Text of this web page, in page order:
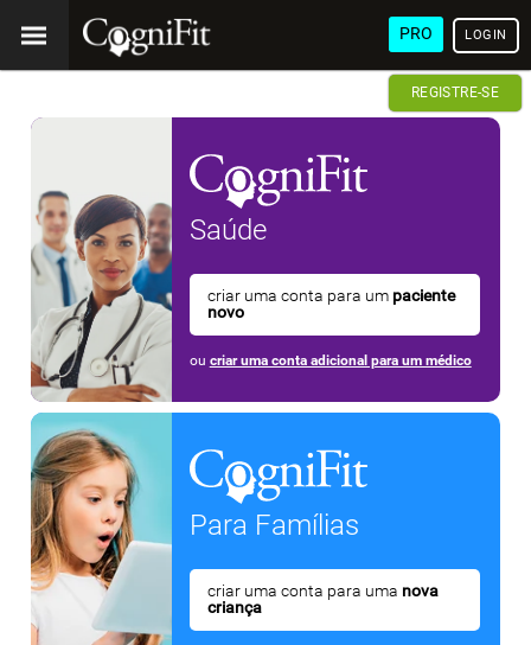
PRO LOGIN
REGISTRE-SE
Saúde
criar uma conta para um paciente
novo
ou criar uma conta adicional para um médico
Para Famílias
criar uma conta para uma nova
criança